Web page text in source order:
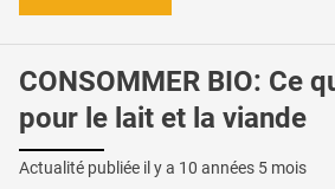
CONSOMMER BIO: Ce
pour le lait et la viande
Actualité publiée il y a 10 années 5 mois